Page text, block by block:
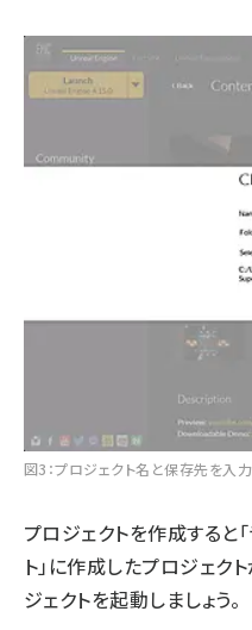
図3：プロジェクト名と保存先を入
プロジェクトを作成すると
ト」に作成したプロジェク
ジェクトを起動しましょう。